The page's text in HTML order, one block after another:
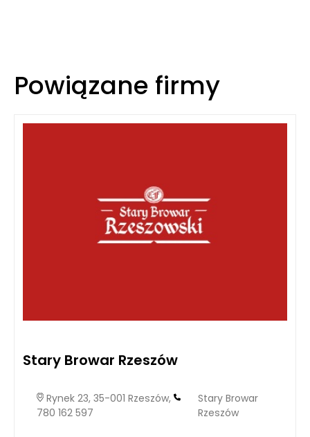
Powiązane firmy
Stary Browar Rzeszów
Rynek 23, 35-001 Rzeszów,
780 162 597
Stary Browar
Rzeszów